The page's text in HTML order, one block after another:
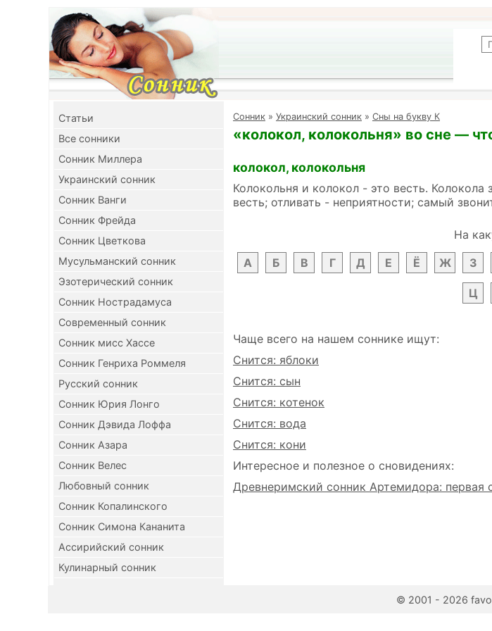
Cтатьи
Все сонники
Сонник Миллера
Украинский сонник
Сонник Ванги
Сонник Фрейда
Сонник Цветкова
Мусульманский сонник
Эзотерический сонник
Сонник Нострадамуса
Современный сонник
Сонник мисс Хассе
Сонник Генриха Роммеля
Русский сонник
Сонник Юрия Лонго
Сонник Дэвида Лоффа
Сонник Азара
Сонник Велес
Любовный сонник
Сонник Копалинского
Сонник Симона Кананита
Ассирийский сонник
Кулинарный сонник
Cонник » Украинский сонник » Сны на букву К
«колокол, колокольня» во сне —
колокол, колокольня
Колокольня и колокол - это весть.
весть; отливать - неприятности; самый
На
А
Б В Г Д Е Ё Ж З
Ц
Чаще всего на нашем соннике ищут:
Снится: яблоки
Снится: сын
Снится: котенок
Снится: вода
Снится: кони
Интересное и полезное о сновидениях:
Древнеримский сонник Артемидора: первая
© 2001 - 2026